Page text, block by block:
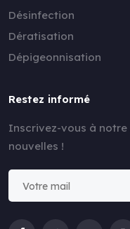
Désinfection
Dératisation
Dépigeonnisation
Restez informé
Inscrivez-vous à notre
nouvelles !